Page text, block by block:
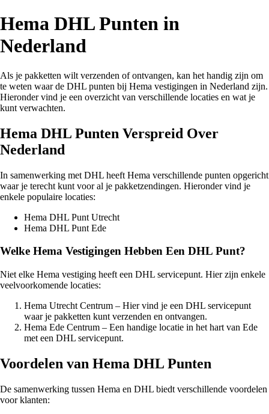
Hema DHL Punten in
Nederland
Als je pakketten wilt verzenden of ontvangen, kan het handig zijn om
te weten waar de DHL punten bij Hema vestigingen in Nederland zijn.
Hieronder vind je een overzicht van verschillende locaties en wat je
kunt verwachten.
Hema DHL Punten Verspreid Over
Nederland
In samenwerking met DHL heeft Hema verschillende punten opgericht
waar je terecht kunt voor al je pakketzendingen. Hieronder vind je
enkele populaire locaties:
Hema DHL Punt Utrecht
Hema DHL Punt Ede
Welke Hema Vestigingen Hebben Een DHL Punt?
Niet elke Hema vestiging heeft een DHL servicepunt. Hier zijn enkele
veelvoorkomende locaties:
Hema Utrecht Centrum – Hier vind je een DHL servicepunt
waar je pakketten kunt verzenden en ontvangen.
Hema Ede Centrum – Een handige locatie in het hart van Ede
met een DHL servicepunt.
Voordelen van Hema DHL Punten
De samenwerking tussen Hema en DHL biedt verschillende voordelen
voor klanten: